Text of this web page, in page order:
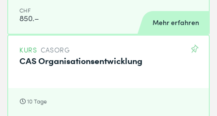
CHF
850.– Mehr erfahren
KURS CASORG
CAS Organisationsentwicklung
10 Tage